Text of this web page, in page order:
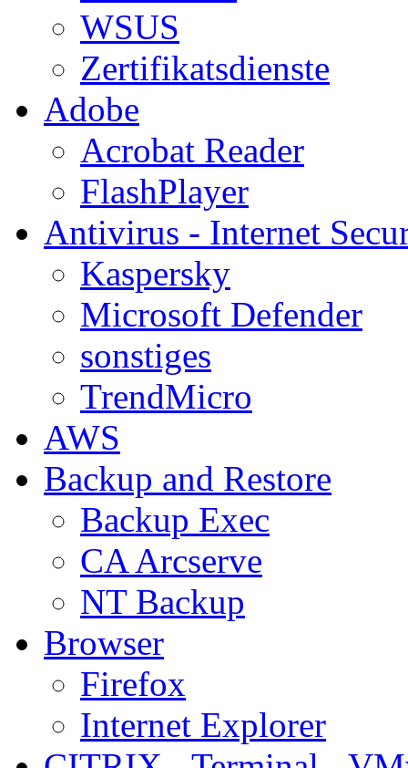
WSUS
Zertifikatsdienste
Adobe
Acrobat Reader
FlashPlayer
Antivirus - Internet
Kaspersky
Microsoft Defender
sonstiges
TrendMicro
AWS
Backup and Restore
Backup Exec
CA Arcserve
NT Backup
Browser
Firefox
Internet Explorer